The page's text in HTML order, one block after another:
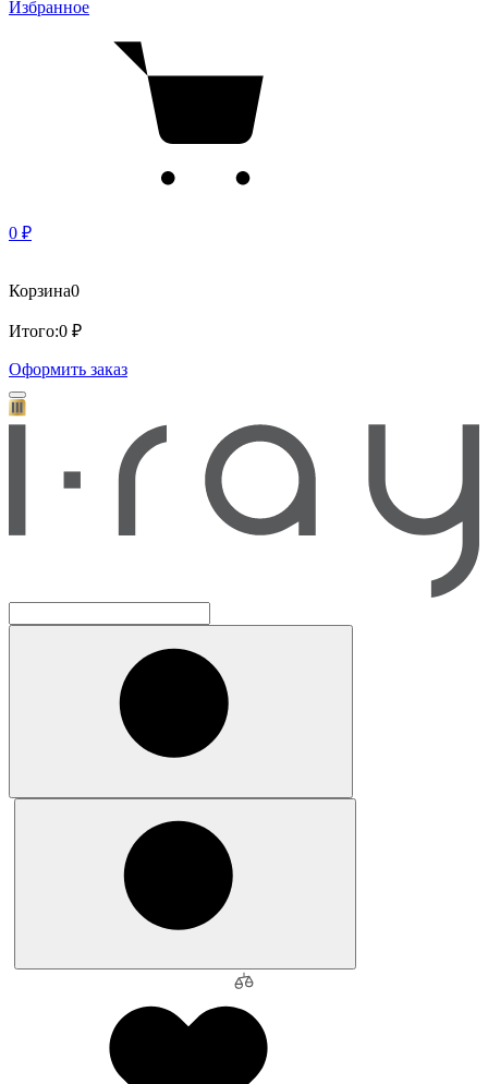
Избранное
0 ₽
Корзина0
Итого:0 ₽
Оформить заказ